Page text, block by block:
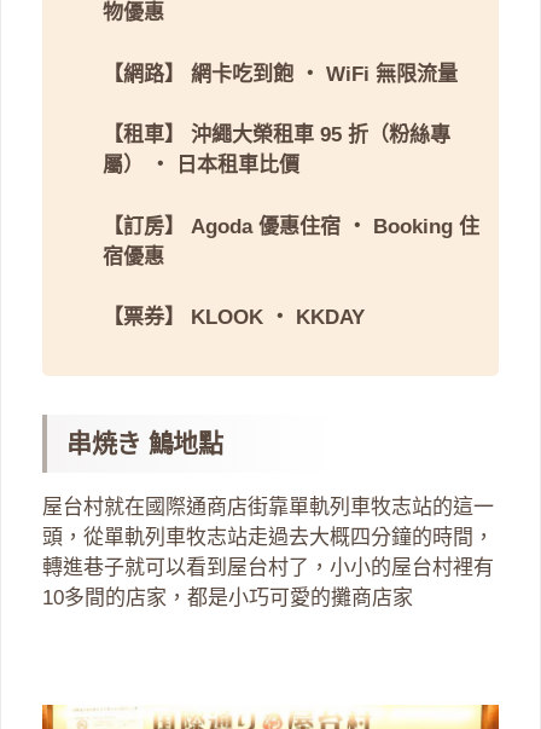
物優惠
【網路】 網卡吃到飽 ・ WiFi 無限流量
【租車】
沖繩大榮租車 95 折（粉絲專
屬）
・ 日本租車比價
【訂房】 Agoda 優惠住宿 ・ Booking 住
宿優惠
【票券】 KLOOK ・ KKDAY
串焼き 鷠地點
屋台村就在國際通商店街靠單軌列車牧志站的這一
頭，從單軌列車牧志站走過去大概四分鐘的時間，
轉進巷子就可以看到屋台村了，小小的屋台村裡有
10多間的店家，都是小巧可愛的攤商店家